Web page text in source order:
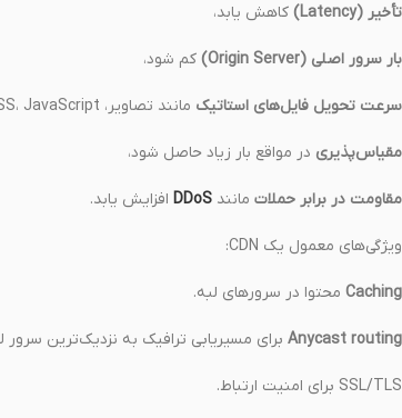
تأخیر (Latency) کاهش یابد،
بار سرور اصلی (Origin Server) کم شود،
سرعت تحویل فایل‌های استاتیک مانند تصاویر، CSS، JavaScript، و حتی ویدئوها افزایش یابد،
مقیاس‌پذیری در مواقع بار زیاد حاصل شود،
مقاومت در برابر حملات مانند DDoS افزایش یابد.
ویژگی‌های معمول یک CDN:
Caching محتوا در سرورهای لبه.
Anycast routing برای مسیریابی ترافیک به نزدیک‌ترین سرور
SSL/TLS برای امنیت ارتباط.